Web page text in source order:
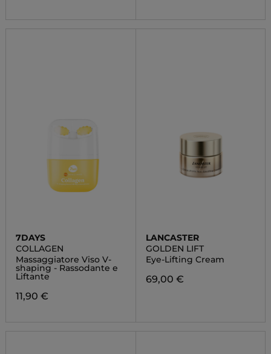
7DAYS
COLLAGEN
Massaggiatore Viso V-
shaping - Rassodante e
Liftante
11,90 €
LANCASTER
GOLDEN LIFT
Eye-Lifting Cream
69,00 €